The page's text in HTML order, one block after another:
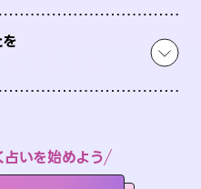
占いを始めよう